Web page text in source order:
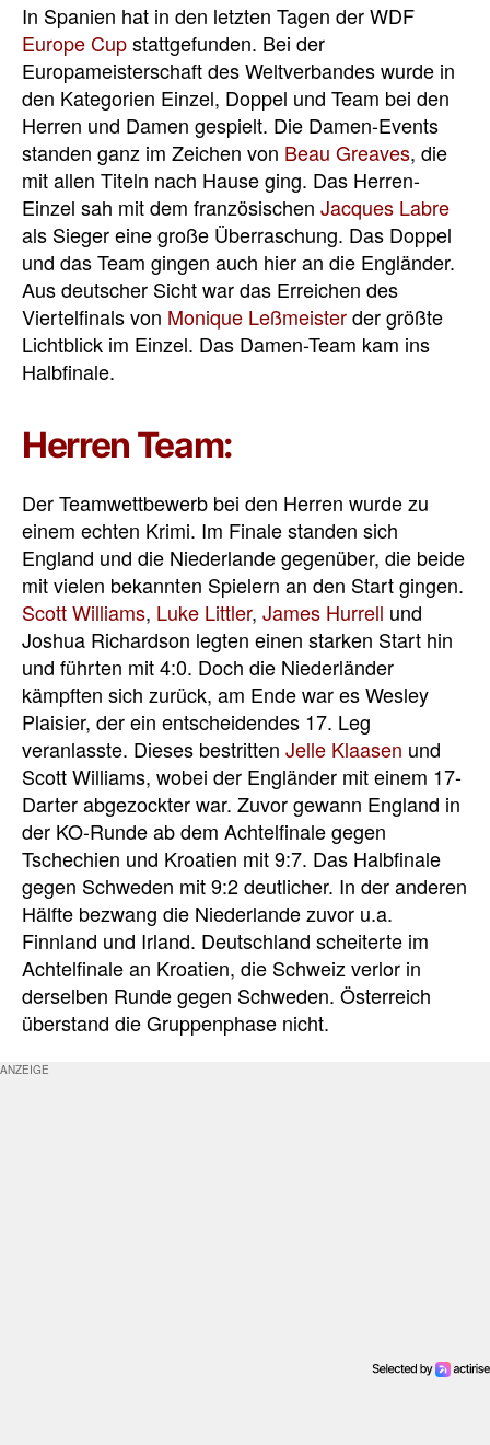
In Spanien hat in den letzten Tagen der WDF
Europe Cupstattgefunden. Bei der
Europameisterschaft des Weltverbandes wurde in
den Kategorien Einzel, Doppel und Team bei den
Herren und Damen gespielt. Die Damen-Events
standen ganz im Zeichen von Beau Greaves, die
mit allen Titeln nach Hause ging. Das Herren-
Einzel sah mit dem französischen Jacques Labre
als Sieger eine große Überraschung. Das Doppel
und das Team gingen auch hier an die Engländer.
Aus deutscher Sicht war das Erreichen des
Viertelfinals von Monique Leßmeisterder größte
Lichtblick im Einzel. Das Damen-Team kam ins
Halbfinale.
Herren Team:
Der Teamwettbewerb bei den Herren wurde zu
einem echten Krimi. Im Finale standen sich
England und die Niederlande gegenüber, die beide
mit vielen bekannten Spielern an den Start gingen.
Scott Williams, Luke Littler, James Hurrell und
Joshua Richardson legten einen starken Start hin
und führten mit 4:0. Doch die Niederländer
kämpften sich zurück, am Ende war es Wesley
Plaisier, der ein entscheidendes 17. Leg
veranlasste. Dieses bestritten Jelle Klaasen und
Scott Williams, wobei der Engländer mit einem 17-
Darter abgezockter war. Zuvor gewann England in
der KO-Runde ab dem Achtelfinale gegen
Tschechien und Kroatien mit 9:7. Das Halbfinale
gegen Schweden mit 9:2 deutlicher. In der anderen
Hälfte bezwang die Niederlande zuvor u.a.
Finnland und Irland. Deutschland scheiterte im
Achtelfinale an Kroatien, die Schweiz verlor in
derselben Runde gegen Schweden. Österreich
überstand die Gruppenphase nicht.